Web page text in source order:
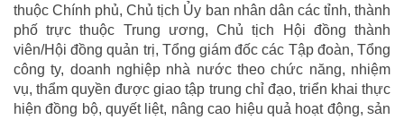
thuộc Chính phủ, Chủ tịch Ủy ban nhân dân các tỉnh, thành
phố trực thuộc Trung ương, Chủ tịch Hội đồng thành
viên/Hội đồng quản trị, Tổng giám đốc các Tập đoàn, Tổng
công ty, doanh nghiệp nhà nước theo chức năng, nhiệm
vụ, thẩm quyền được giao tập trung chỉ đạo, triển khai thực
hiện đồng bộ, quyết liệt, nâng cao hiệu quả hoạt động, sản